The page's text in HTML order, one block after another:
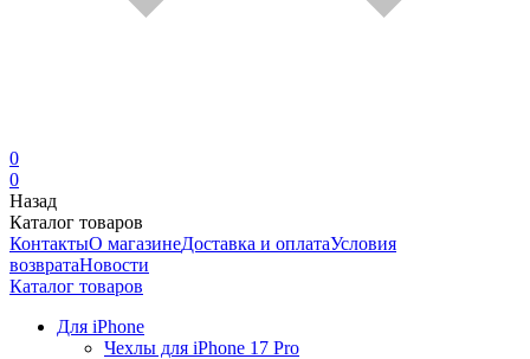
0
0
Назад
Каталог товаров
КонтактыО магазинеДоставка и оплатаУсловия
возвратаНовости
Каталог товаров
Для iPhone
Чехлы для iPhone 17 Pro